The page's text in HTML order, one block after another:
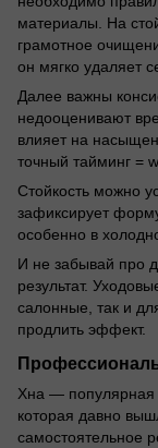
материалы. На
грамотное
он мягко удаляет
Далее важны
недооценивают
влияет на
точный тайминг =
Стойкость можно
зафиксирует
особенно в
И не забывай про
результат.
салонные, так и
продлить эффект.
Хна — популярная
которая давно
самостоятельное